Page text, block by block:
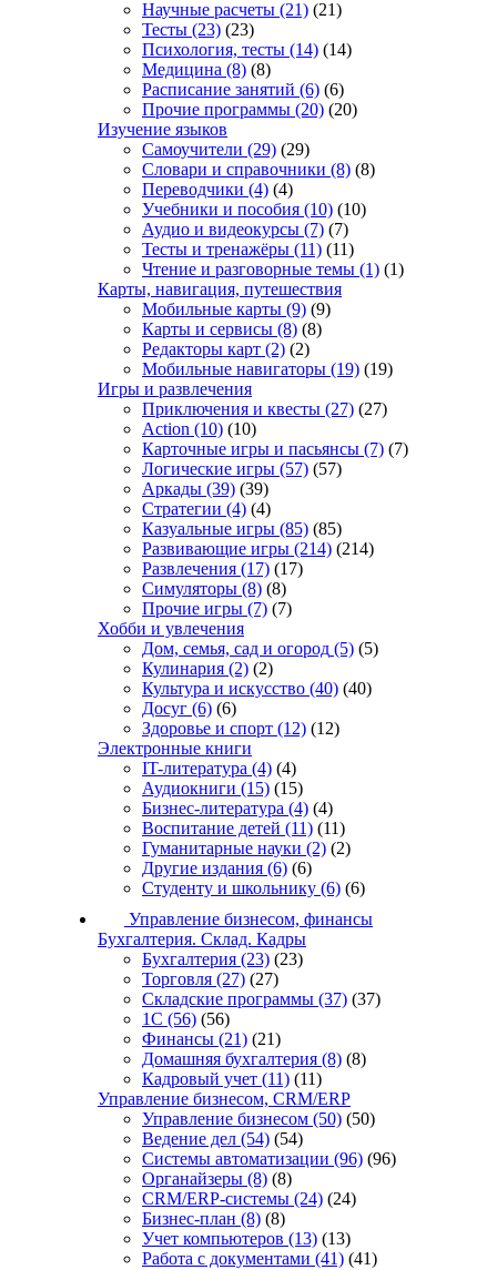
Научные расчеты (21) (21)
Тесты (23) (23)
Психология, тесты (14) (14)
Медицина (8) (8)
Расписание занятий (6) (6)
Прочие программы (20) (20)
Изучение языков
Самоучители (29) (29)
Словари и справочники (8) (8)
Переводчики (4) (4)
Учебники и пособия (10) (10)
Аудио и видеокурсы (7) (7)
Тесты и тренажёры (11) (11)
Чтение и разговорные темы (1) (1)
Карты, навигация, путешествия
Мобильные карты (9) (9)
Карты и сервисы (8) (8)
Редакторы карт (2) (2)
Мобильные навигаторы (19) (19)
Игры и развлечения
Приключения и квесты (27) (27)
Action (10) (10)
Карточные игры и пасьянсы (7) (7)
Логические игры (57) (57)
Аркады (39) (39)
Стратегии (4) (4)
Казуальные игры (85) (85)
Развивающие игры (214) (214)
Развлечения (17) (17)
Симуляторы (8) (8)
Прочие игры (7) (7)
Хобби и увлечения
Дом, семья, сад и огород (5) (5)
Кулинария (2) (2)
Культура и искусство (40) (40)
Досуг (6) (6)
Здоровье и спорт (12) (12)
Электронные книги
IT-литература (4) (4)
Аудиокниги (15) (15)
Бизнес-литература (4) (4)
Воспитание детей (11) (11)
Гуманитарные науки (2) (2)
Другие издания (6) (6)
Студенту и школьнику (6) (6)
Управление бизнесом, финансы
Бухгалтерия. Склад. Кадры
Бухгалтерия (23) (23)
Торговля (27) (27)
Складские программы (37) (37)
1С (56) (56)
Финансы (21) (21)
Домашняя бухгалтерия (8) (8)
Кадровый учет (11) (11)
Управление бизнесом, CRM/ERP
Управление бизнесом (50) (50)
Ведение дел (54) (54)
Системы автоматизации (96) (96)
Органайзеры (8) (8)
CRM/ERP-системы (24) (24)
Бизнес-план (8) (8)
Учет компьютеров (13) (13)
Работа с документами (41) (41)